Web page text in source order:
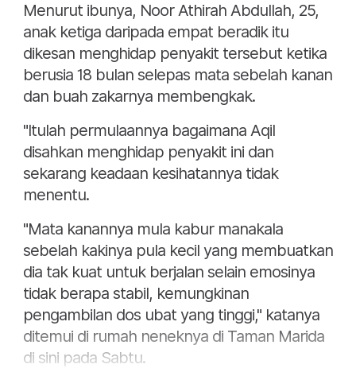
Menurut ibunya, Noor Athirah Abdullah, 25,
anak ketiga daripada empat beradik itu
dikesan menghidap penyakit tersebut ketika
berusia 18 bulan selepas mata sebelah kanan
dan buah zakarnya membengkak.
"Itulah permulaannya bagaimana Aqil
disahkan menghidap penyakit ini dan
sekarang keadaan kesihatannya tidak
menentu.
"Mata kanannya mula kabur manakala
sebelah kakinya pula kecil yang membuatkan
dia tak kuat untuk berjalan selain emosinya
tidak berapa stabil, kemungkinan
pengambilan dos ubat yang tinggi," katanya
ditemui di rumah neneknya di Taman Marida
di sini pada Sabtu.